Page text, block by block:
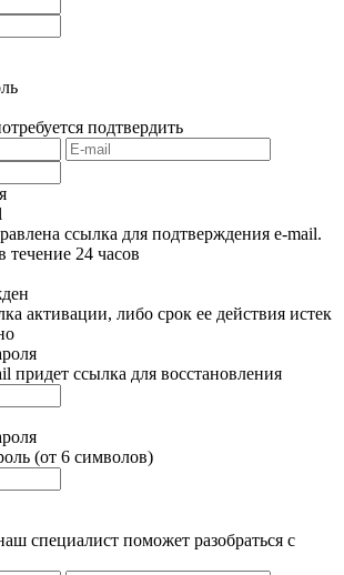
подтвердить
ссылка для подтверждения e-mail.
течение 24 часов
активации, либо срок ее действия истек
придет ссылка для восстановления
(от 6 символов)
специалист поможет разобраться с